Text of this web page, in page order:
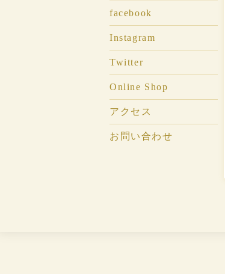
facebook
Instagram
Twitter
Online Shop
アクセス
お問い合わせ